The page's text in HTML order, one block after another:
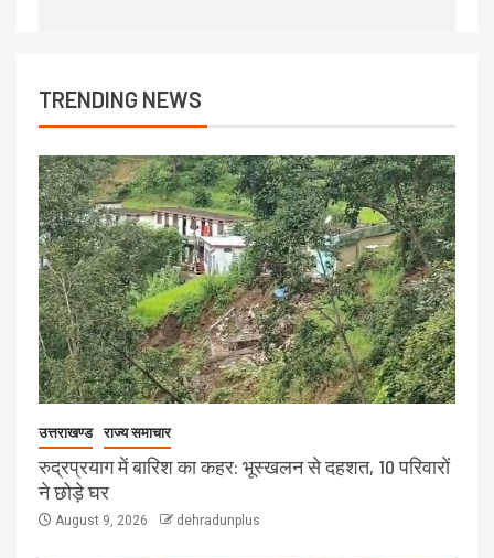
TRENDING NEWS
उत्तराखण्ड राज्य समाचार
रुद्रप्रयाग में बारिश का कहर: भूस्खलन से दहशत, 10 परिवारों
ने छोड़े घर
August 9, 2026 dehradunplus